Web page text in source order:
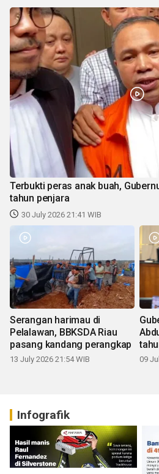
Terbukti peras anak buah,
tahun penjara
30 July 2026 21:41 WIB
Serangan harimau di
Pelalawan, BBKSDA Riau
pasang kandang perangkap
13 July 2026 21:54 WIB 09
Infografik